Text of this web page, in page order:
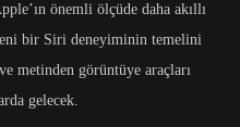
önemli ölçüde daha akıllı
bir Siri deneyiminin temelini
metinden görüntüye araçları
gelecek.